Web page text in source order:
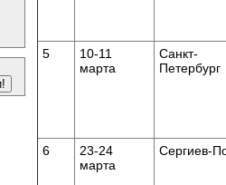
5
10-11
марта
Санкт-
Петербург
6
23-24
марта
Сергиев-